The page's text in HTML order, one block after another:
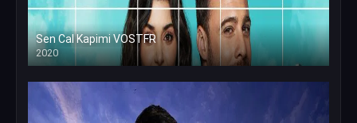
Sen Cal Kapimi VOSTFR
2020